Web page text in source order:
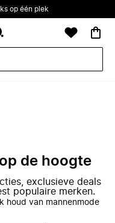
op één plek
de hoogte
exclusieve deals
populaire merken.
Ik houd van mannenmode